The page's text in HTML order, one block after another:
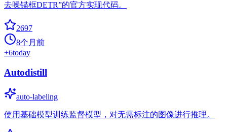
去噪锚框DETR”的官方实现代码。
2697
8个月前
+6today
Autodistill
auto-labeling
使用基础模型训练监督模型，对无需标注的图像进行推理。